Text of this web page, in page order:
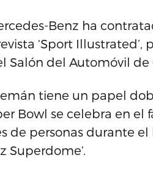
Benz ha
‘Sport
Salón del Automóvil de
tiene un papel
Bowl se celebra en el
de personas durante
Superdome’.